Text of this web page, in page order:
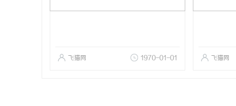
飞猫网 1970-01-01 飞猫网